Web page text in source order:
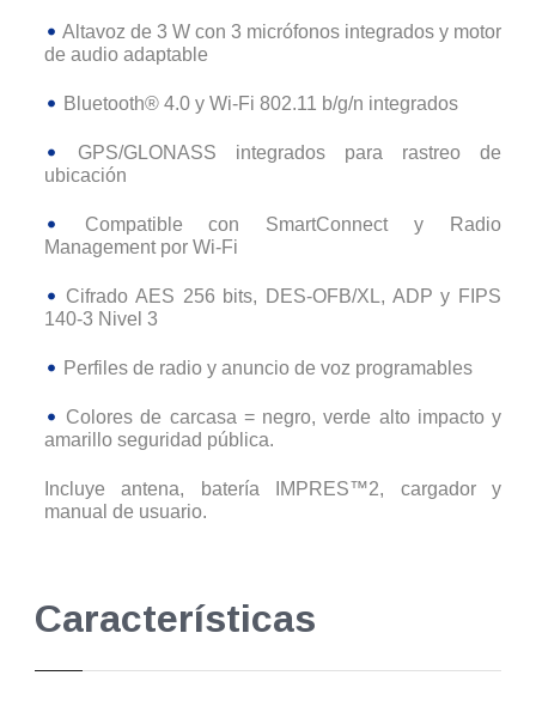
Altavoz de 3 W con 3 micrófonos integrados y motor
de audio adaptable
Bluetooth® 4.0 y Wi-Fi 802.11 b/g/n integrados
GPS/GLONASS integrados para rastreo de
ubicación
Compatible con SmartConnect y Radio
Management por Wi-Fi
Cifrado AES 256 bits, DES-OFB/XL, ADP y FIPS
140-3 Nivel 3
Perfiles de radio y anuncio de voz programables
Colores de carcasa = negro, verde alto impacto y
amarillo seguridad pública.
Incluye antena, batería IMPRES™2, cargador y
manual de usuario.
Características